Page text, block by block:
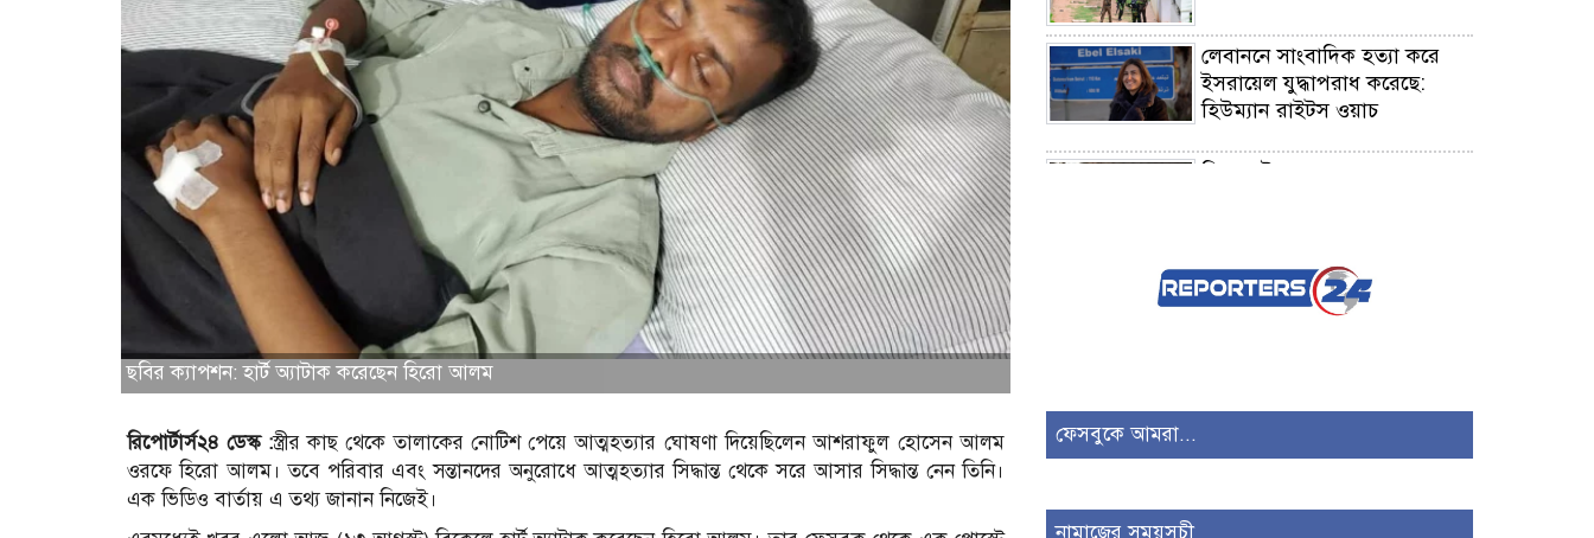
ছবির ক্যাপশন: হার্ট অ্যাটাক করেছেন হিরো আলম
রিপোর্টার্স২৪ ডেস্ক :স্ত্রীর কাছ থেকে তালাকের নোটিশ পেয়ে আত্মহত্যার ঘোষণা দিয়েছিলেন আশরাফুল হোসেন আলম
ওরফে হিরো আলম। তবে পরিবার এবং সন্তানদের অনুরোধে আত্মহত্যার সিদ্ধান্ত থেকে সরে আসার সিদ্ধান্ত নেন তিনি।
এক ভিডিও বার্তায় এ তথ্য জানান নিজেই।
লেবাননে সাংবাদিক হত্যা করে
ইসরায়েল যুদ্ধাপরাধ করেছে:
হিউম্যান রাইটস ওয়াচ
গ্রিসের উপকূলে ২০২
রাশিয়ার তেল কিনলেই ১০০%
শুল্ক, মার্কিন সিনেটে বিল পাস
নিশ্চিত করা হবে: আইনমন্ত্রী
প্রধানমন্ত্রী
ফেসবুকে আমরা...
নামাজের সময়সূচী